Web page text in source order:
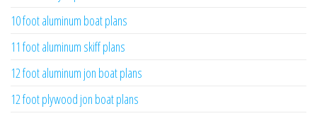
10 foot aluminum boat plans
11 foot aluminum skiff plans
12 foot aluminum jon boat plans
12 foot plywood jon boat plans